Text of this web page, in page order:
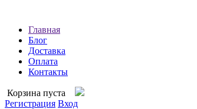
Главная
Блог
Доставка
Оплата
Контакты
Корзина пуста
Регистрация Вход